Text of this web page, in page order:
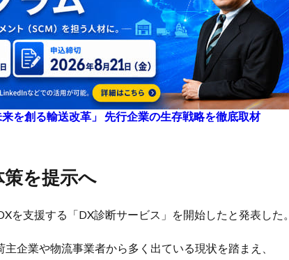
を創る輸送改革」 先行企業の生存戦略を徹底取材
策を提示へ
を支援する「DX診断サービス」を開始したと発表した。
企業や物流事業者から多く出ている現状を踏まえ、